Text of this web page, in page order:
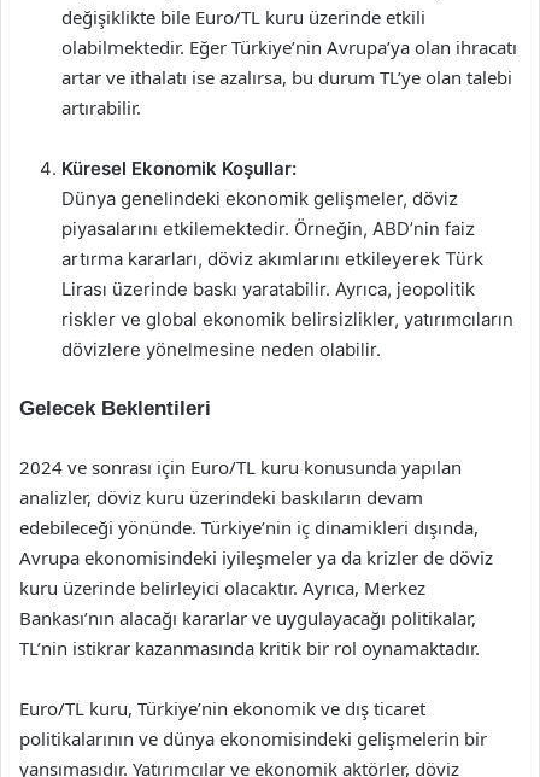
değişiklikte bile Euro/TL kuru üzerinde etkili
olabilmektedir. Eğer Türkiye’nin Avrupa’ya olan ihracatı
artar ve ithalatı ise azalırsa, bu durum TL’ye olan talebi
artırabilir.
Küresel Ekonomik Koşullar:
Dünya genelindeki ekonomik gelişmeler, döviz
piyasalarını etkilemektedir. Örneğin, ABD’nin faiz
artırma kararları, döviz akımlarını etkileyerek Türk
Lirası üzerinde baskı yaratabilir. Ayrıca, jeopolitik
riskler ve global ekonomik belirsizlikler, yatırımcıların
dövizlere yönelmesine neden olabilir.
Gelecek Beklentileri
2024 ve sonrası için Euro/TL kuru konusunda yapılan
analizler, döviz kuru üzerindeki baskıların devam
edebileceği yönünde. Türkiye’nin iç dinamikleri dışında,
Avrupa ekonomisindeki iyileşmeler ya da krizler de döviz
kuru üzerinde belirleyici olacaktır. Ayrıca, Merkez
Bankası’nın alacağı kararlar ve uygulayacağı politikalar,
TL’nin istikrar kazanmasında kritik bir rol oynamaktadır.
Euro/TL kuru, Türkiye’nin ekonomik ve dış ticaret
politikalarının ve dünya ekonomisindeki gelişmelerin bir
yansımasıdır. Yatırımcılar ve ekonomik aktörler, döviz